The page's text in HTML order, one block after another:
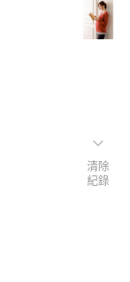
清除
紀錄